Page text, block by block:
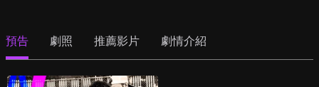
預告 劇照 推薦影片 劇情介紹